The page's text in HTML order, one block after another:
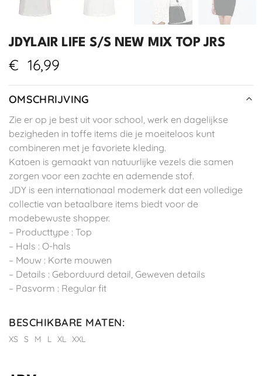
JDYLAIR LIFE S/S NEW MIX TOP JRS
€ 16,99
OMSCHRIJVING
Zie er op je best uit voor school, werk en dagelijkse
bezigheden in toffe items die je moeiteloos kunt
combineren met je favoriete kleding.
Katoen is gemaakt van natuurlijke vezels die samen
zorgen voor een zachte en ademende stof.
JDY is een internationaal modemerk dat een volledige
collectie van betaalbare items biedt voor de
modebewuste shopper.
– Producttype : Top
– Hals : O-hals
– Mouw : Korte mouwen
– Details : Geborduurd detail, Geweven details
– Pasvorm : Regular fit
BESCHIKBARE MATEN:
XS S M L XL XXL